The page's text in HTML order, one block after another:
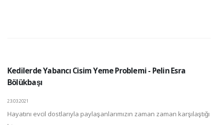
Kedilerde Yabancı Cisim Yeme Problemi - Pelin Esra
Bölükbaşı
23.03.2021
Hayatını evcil dostlarıyla paylaşanlarımızın zaman zaman karşılaştığı